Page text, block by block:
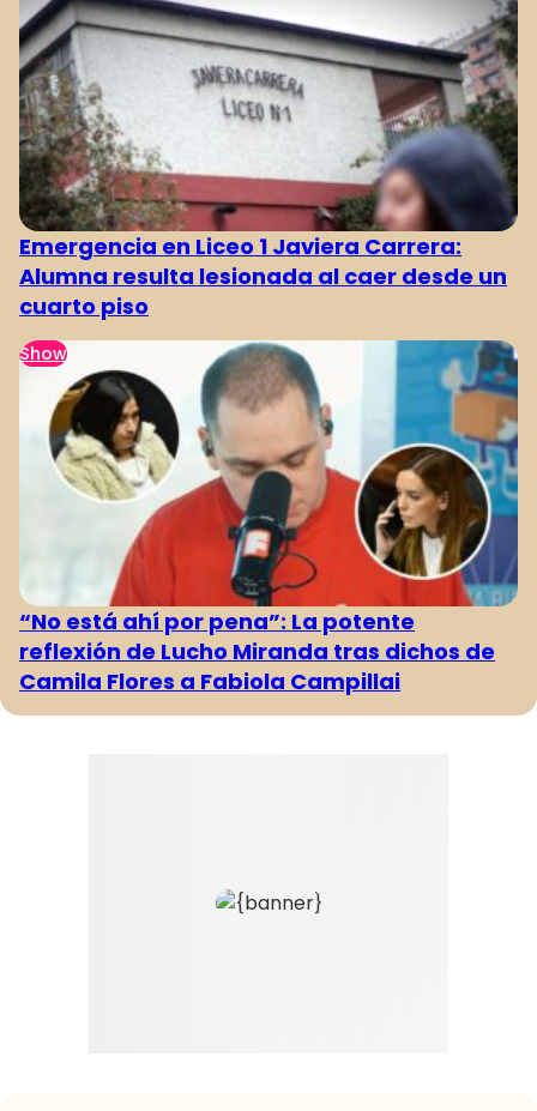
Emergencia en Liceo 1 Javiera Carrera:
Alumna resulta lesionada al caer desde un
cuarto piso
Show
“No está ahí por pena”: La potente
reflexión de Lucho Miranda tras dichos de
Camila Flores a Fabiola Campillai